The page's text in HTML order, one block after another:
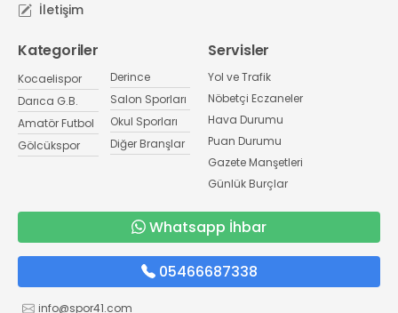
İletişim
Kategoriler
Kocaelispor
Darıca G.B.
Amatör Futbol
Gölcükspor
Derince
Salon Sporları
Okul Sporları
Diğer Branşlar
Servisler
Yol ve Trafik
Nöbetçi Eczaneler
Hava Durumu
Puan Durumu
Gazete Manşetleri
Günlük Burçlar
Whatsapp İhbar
05466687338
info@spor41.com